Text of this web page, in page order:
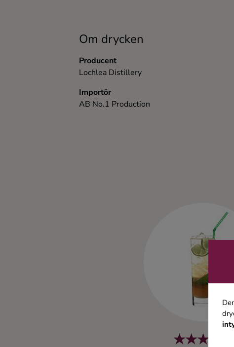
Om drycken
Producent
Lochlea Distillery
Importör
AB No.1 Production